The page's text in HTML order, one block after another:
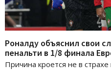
Роналду объяснил свои
пенальти в 1/8 финала
Причина кроется не в